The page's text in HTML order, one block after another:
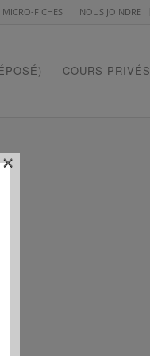
MICRO-FICHES NOUS JOINDRE
COURS PRIVÉS
×